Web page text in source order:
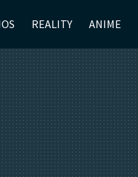
REALITY ANIME